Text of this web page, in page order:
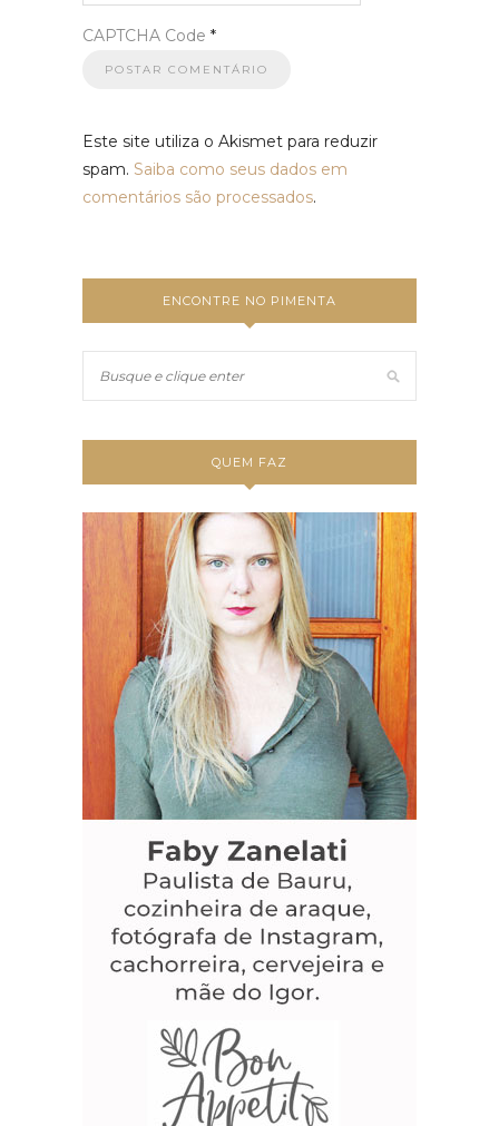
CAPTCHA Code *
Este site utiliza o Akismet para reduzir
spam. Saiba como seus dados em
comentários são processados.
ENCONTRE NO PIMENTA
QUEM FAZ